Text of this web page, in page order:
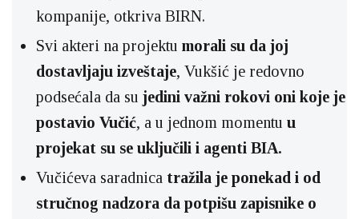
kompanije, otkriva BIRN.
Svi akteri na projektu morali su da joj
dostavljaju izveštaje, Vukšić je redovno
podsećala da su jedini važni rokovi oni koje je
postavio Vučić, a u jednom momentu u
projekat su se uključili i agenti BIA.
Vučićeva saradnica tražila je ponekad i od
stručnog nadzora da potpišu zapisnike o